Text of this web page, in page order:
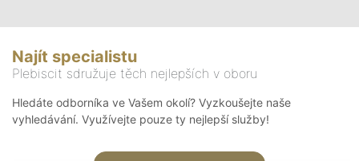
Najít specialistu
Plebiscit sdružuje těch nejlepších v oboru
Hledáte odborníka ve Vašem okolí? Vyzkoušejte naše
vyhledávání. Využívejte pouze ty nejlepší služby!